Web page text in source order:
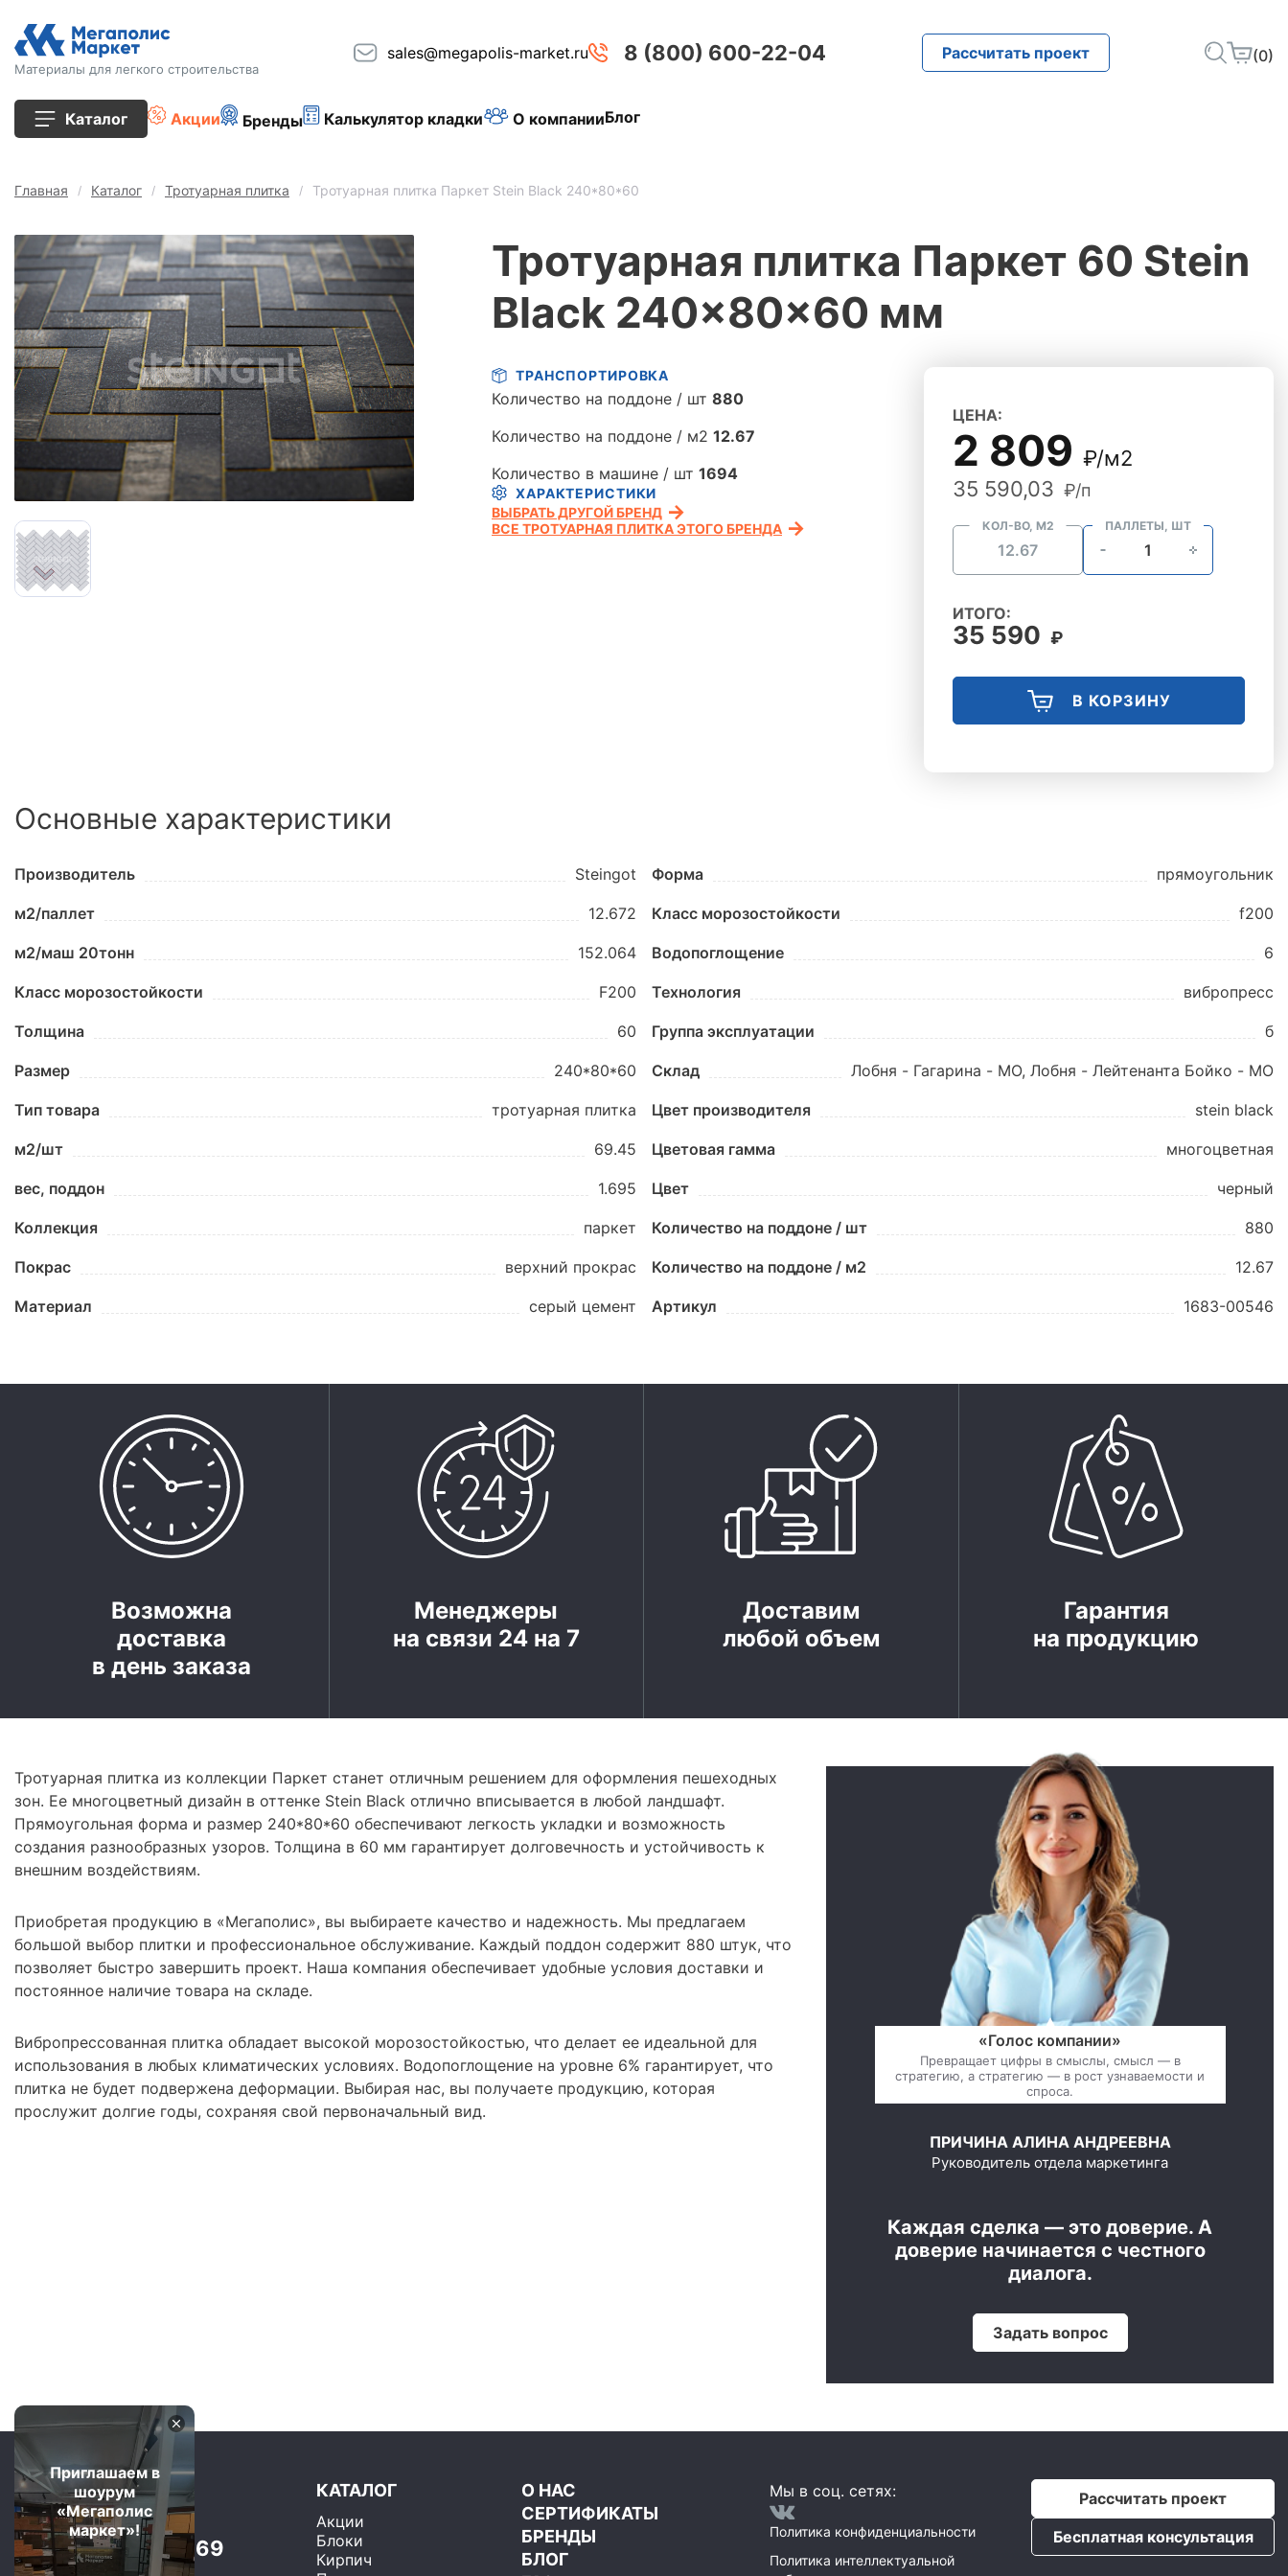
Материалы для легкого строительства
sales@megapolis-market.ru 8 (800) 600-22-04 Рассчитать проект (0)
Каталог
Кирпич
Плиты перекрытия
Сопутствующие товары
Тротуарная плитка
Сайдинг
Мягкая кровля
Акции Бренды Калькулятор кладки О компанииБлог
Главная Каталог Тротуарная плитка Тротуарная плитка Паркет Stein Black 240*80*60
Тротуарная плитка Паркет 60 Stein
Black 240x80x60 мм
ТРАНСПОРТИРОВКА
Количество на поддоне / шт 880
Количество на поддоне / м2 12.67
Количество в машине / шт 1694
ХАРАКТЕРИСТИКИ
ВЫБРАТЬ ДРУГОЙ БРЕНД
ВСЕ ТРОТУАРНАЯ ПЛИТКА ЭТОГО БРЕНДА
ЦЕНА:
2 809 ₽/м2
35 590,03 ₽/п
КОЛ-ВО, М2 ПАЛЛЕТЫ, ШТ
ИТОГО:
35 590 ₽
В КОРЗИНУ
Основные характеристики
Производитель Steingot
м2/паллет 12.672
м2/маш 20тонн 152.064
Класс морозостойкости F200
Толщина 60
Размер 240*80*60
Тип товара тротуарная плитка
м2/шт 69.45
вес, поддон 1.695
Коллекция паркет
Покрас верхний прокрас
Материал серый цемент
Форма прямоугольник
Класс морозостойкости f200
Водопоглощение 6
Технология вибропресс
Группа эксплуатации б
Склад Лобня - Гагарина - МО, Лобня - Лейтенанта Бойко - МО
Цвет производителя stein black
Цветовая гамма многоцветная
Цвет черный
Количество на поддоне / шт 880
Количество на поддоне / м2 12.67
Артикул 1683-00546
Возможна
доставка
в день заказа
Менеджеры
на связи 24 на 7
Доставим
любой объем
Гарантия
на продукцию
Тротуарная плитка из коллекции Паркет станет отличным решением для оформления пешеходных
зон. Ее многоцветный дизайн в оттенке Stein Black отлично вписывается в любой ландшафт.
Прямоугольная форма и размер 240*80*60 обеспечивают легкость укладки и возможность
создания разнообразных узоров. Толщина в 60 мм гарантирует долговечность и устойчивость к
внешним воздействиям.
Приобретая продукцию в «Мегаполис», вы выбираете качество и надежность. Мы предлагаем
большой выбор плитки и профессиональное обслуживание. Каждый поддон содержит 880 штук, что
позволяет быстро завершить проект. Наша компания обеспечивает удобные условия доставки и
постоянное наличие товара на складе.
Вибропрессованная плитка обладает высокой морозостойкостью, что делает ее идеальной для
использования в любых климатических условиях. Водопоглощение на уровне 6% гарантирует, что
плитка не будет подвержена деформации. Выбирая нас, вы получаете продукцию, которая
прослужит долгие годы, сохраняя свой первоначальный вид.
«Голос компании»
Превращает цифры в смыслы, смысл — в
стратегию, а стратегию — в рост узнаваемости и
спроса.
ПРИЧИНА АЛИНА АНДРЕЕВНА
Руководитель отдела маркетинга
Каждая сделка — это доверие. А
доверие начинается с честного
диалога.
Задать вопрос
Москва и область
+7 (499) 325-75-69
Бесплатно по РФ
КАТАЛОГ
Акции
Блоки
Кирпич
О НАС
СЕРТИФИКАТЫ
БРЕНДЫ
БЛОГ
Мы в соц. сетях:
Политика конфиденциальности
Политика интеллектуальной
Рассчитать проект
Бесплатная консультация
Приглашаем в
шоурум
«Мегаполис
маркет»!